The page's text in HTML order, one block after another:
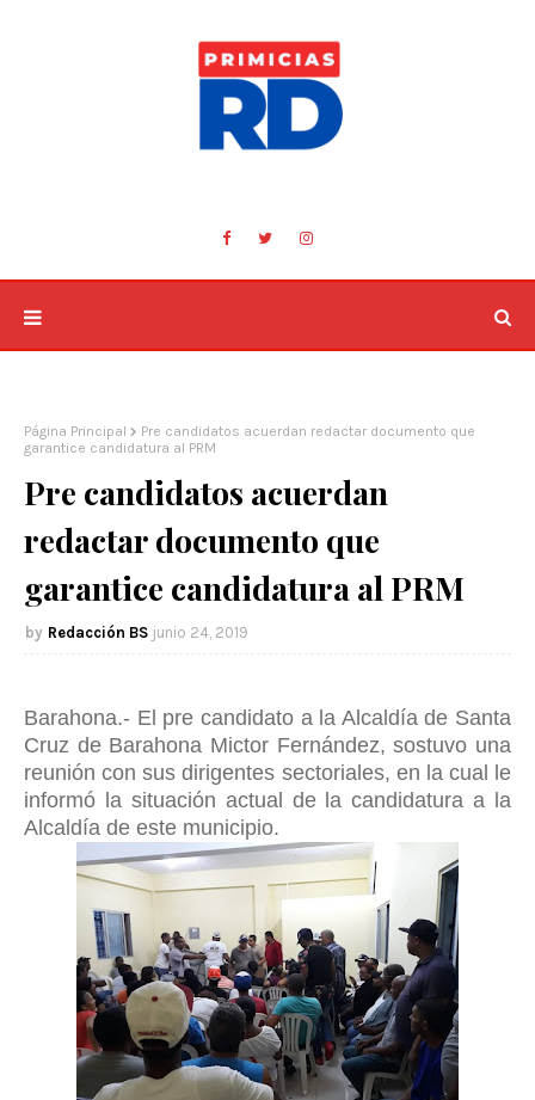
Página Principal
Pre candidatos acuerdan redactar documento que
garantice candidatura al PRM
Pre candidatos acuerdan
redactar documento que
garantice candidatura al PRM
Redacción BS junio 24, 2019
Barahona.- El pre candidato a la Alcaldía de Santa
Cruz de Barahona Mictor Fernández, sostuvo una
reunión con sus dirigentes sectoriales, en la cual le
informó la situación actual de la candidatura a la
Alcaldía de este municipio.